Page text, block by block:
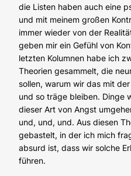
die Listen haben auch eine
und mit meinem großen
immer wieder von der
geben mir ein Gefühl von
letzten Kolumnen habe ich
Theorien gesammelt, die
sollen, warum wir das mit
und so träge bleiben. Dinge
dieser Art von Angst
und, und, und. Aus diesen
gebastelt, in der ich mich
absurd ist, dass wir solche
führen.